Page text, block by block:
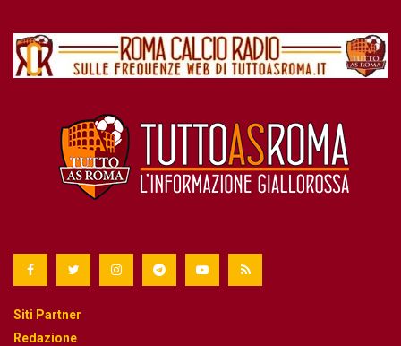
Siti Partner
Redazione